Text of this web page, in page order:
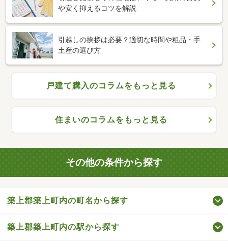
や安く抑えるコツを解説
引越しの挨拶は必要？適切な時間や粗品・手
土産の選び方
戸建て購入のコラムをもっと見る
住まいのコラムをもっと見る
その他の条件から探す
築上郡築上町内の町名から探す
築上郡築上町内の駅から探す